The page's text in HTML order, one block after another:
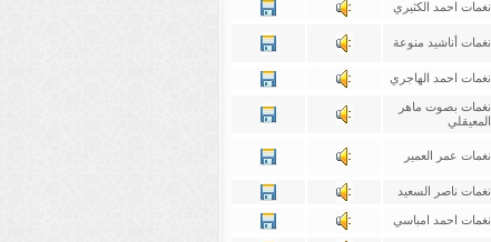
نغمات احمد الكثيري
نغمات أناشيد منوعة
نغمات احمد الهاجري
نغمات بصوت ماهر
المعيقلي
نغمات عمر العمير
نغمات ناصر السعيد
نغمات احمد امباسي